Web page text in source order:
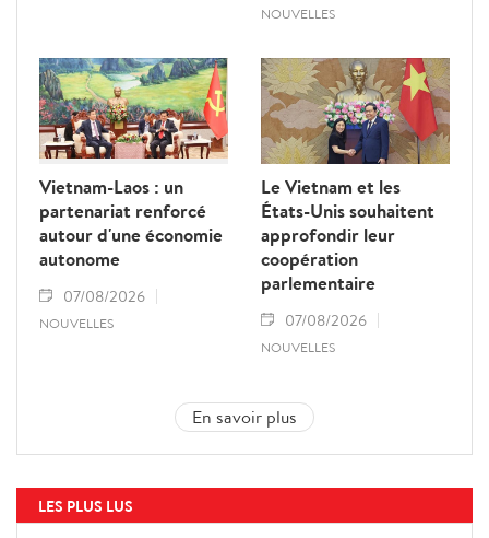
NOUVELLES
Vietnam-Laos : un
partenariat renforcé
autour d'une économie
autonome
07/08/2026
NOUVELLES
Le Vietnam et les
États-Unis souhaitent
approfondir leur
coopération
parlementaire
07/08/2026
NOUVELLES
En savoir plus
LES PLUS LUS